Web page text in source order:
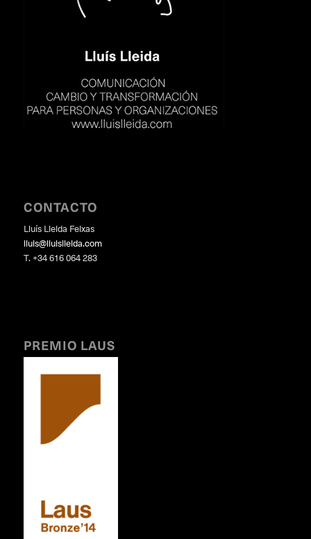
CONTACTO
Lluís Lleida Feixas
lluis@lluislleida.com
T. +34 616 064 283
PREMIO LAUS